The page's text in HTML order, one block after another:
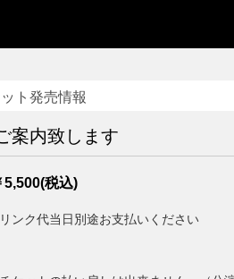
ト発売情報
案内致します
5,500(税込)
ンク代当日別途お支払いください